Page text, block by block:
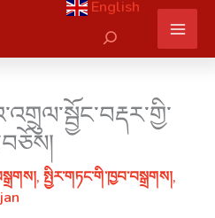
English
Search
,སྤྱིར་གཏང་གི་ཁྱབ་བསྒྲགས།,